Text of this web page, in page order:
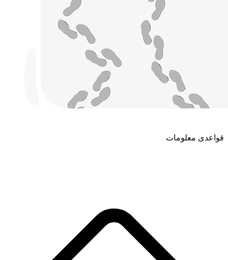
قواعدی معلومات